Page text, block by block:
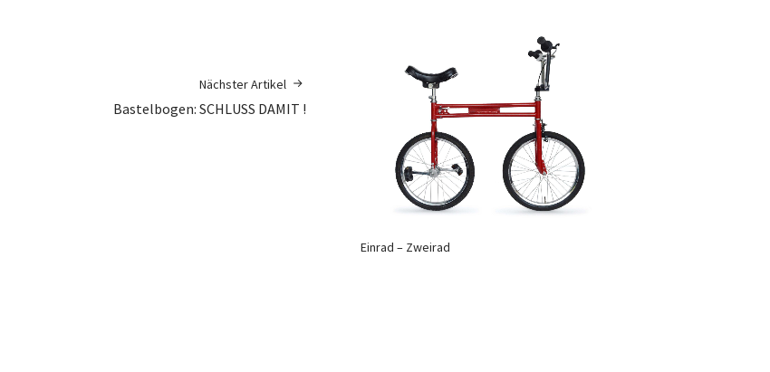
Nächster Artikel
Bastelbogen: SCHLUSS DAMIT !
Einrad – Zweirad